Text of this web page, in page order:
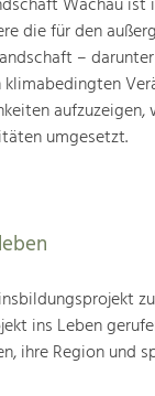
die für den
–
umgesetzt.
ins Leben
ihre Region und